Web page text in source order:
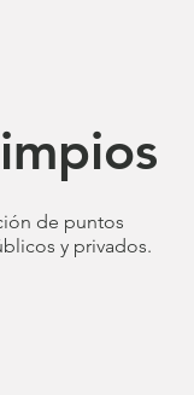
de puntos
y privados.